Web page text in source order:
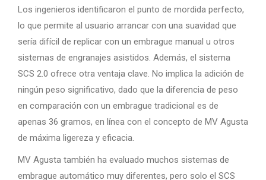
Los ingenieros identificaron el punto de mordida perfecto,
lo que permite al usuario arrancar con una suavidad que
sería difícil de replicar con un embrague manual u otros
sistemas de engranajes asistidos. Además, el sistema
SCS 2.0 ofrece otra ventaja clave. No implica la adición de
ningún peso significativo, dado que la diferencia de peso
en comparación con un embrague tradicional es de
apenas 36 gramos, en línea con el concepto de MV Agusta
de máxima ligereza y eficacia.
MV Agusta también ha evaluado muchos sistemas de
embrague automático muy diferentes, pero solo el SCS